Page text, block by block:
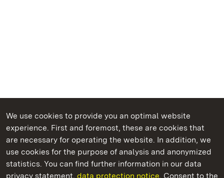
We use cookies to provide you an optimal website
experience. First and foremost, these are cookies that
are necessary for operating the website. In addition, we
use cookies for the purpose of analysis and anonymized
statistics. You can find further information in our data
privacy statement. data protection notice. Consent to the
State Palaces and Gardens of Baden-Wuerttemberg